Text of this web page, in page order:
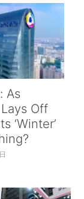
As
Off
‘Winter’